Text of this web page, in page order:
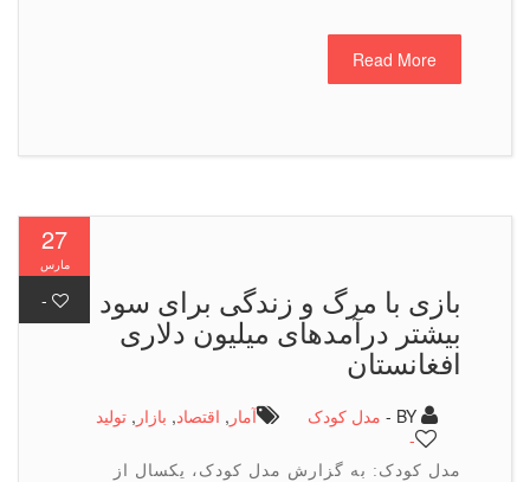
Read More
-
بازی با مرگ و زندگی برای سود
بیشتر درآمدهای میلیون دلاری
افغانستان
مدل کودک آمار اقتصاد,بازار,تولید
مدل کودک: به گزارش مدل کودک، یکسال از